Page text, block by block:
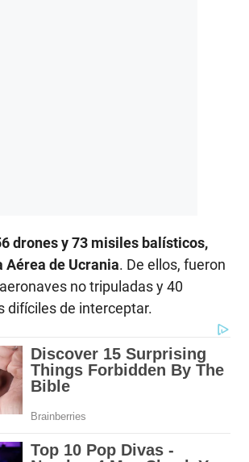
drones y 73 misiles balísticos,
Aérea de Ucrania. De ellos, fueron
no tripuladas y 40
difíciles de interceptar.